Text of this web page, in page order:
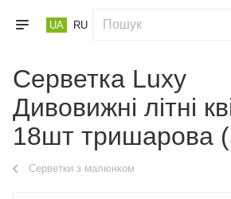
UA RU
Cерветка Luxy
Дивовижні літні
18шт тришарова
Серветки з малюнком